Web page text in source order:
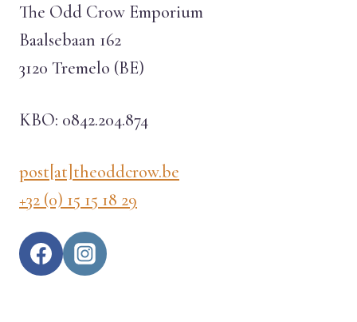
The Odd Crow Emporium
Baalsebaan 162
3120 Tremelo (BE)
KBO: 0842.204.874
post[at]theoddcrow.be
+32 (0) 15 15 18 29